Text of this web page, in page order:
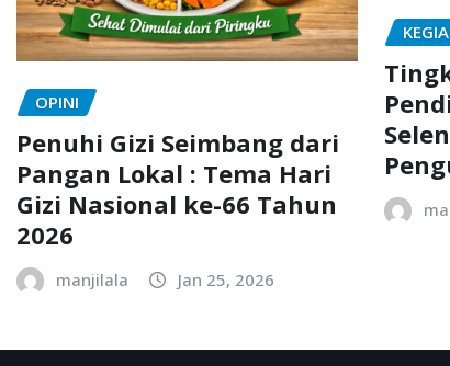
OPINI
Penuhi Gizi Seimbang dari
Pangan Lokal : Tema Hari
Gizi Nasional ke-66 Tahun
2026
manjilala Jan 25, 2026